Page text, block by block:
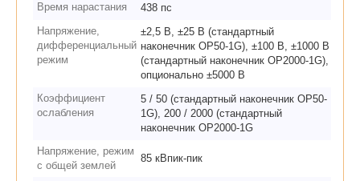
Время нарастания
438 пс
Напряжение,
дифференциальный
режим
±2,5 В, ±25 В (стандартный
наконечник OP50-1G), ±100 В, ±1000 В
(стандартный наконечник OP2000-1G),
опционально ±5000 В
Коэффициент
ослабления
5 / 50 (стандартный наконечник OP50-
1G), 200 / 2000 (стандартный
наконечник OP2000-1G
Напряжение, режим
с общей землей
85 кВпик-пик